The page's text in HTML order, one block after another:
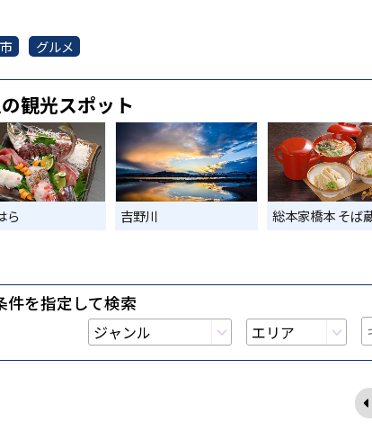
グルメ
観光スポット
ら 吉野川 総本家橋本 そば
件を指定して検索